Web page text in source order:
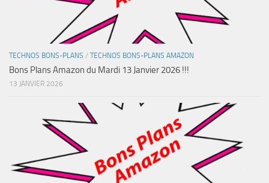
TECHNOS BONS-PLANS / TECHNOS BONS-PLANS AMAZON
Bons Plans Amazon du Mardi 13 Janvier 2026 !!!
13 JANVIER 2026